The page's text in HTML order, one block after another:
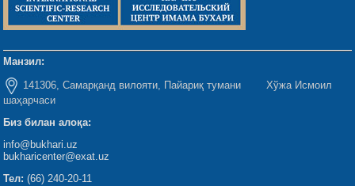
Манзил:
141306, Самарқанд вилояти, Пайариқ тумани Хўжа Исмоил
шаҳарчаси
Биз билан алоқа:
info@bukhari.uz
bukharicenter@exat.uz
Тел: (66) 240-20-11